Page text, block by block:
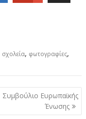
σχολεία, φωτογραφίες,
Συμβούλιο Ευρωπαϊκής
Ένωσης